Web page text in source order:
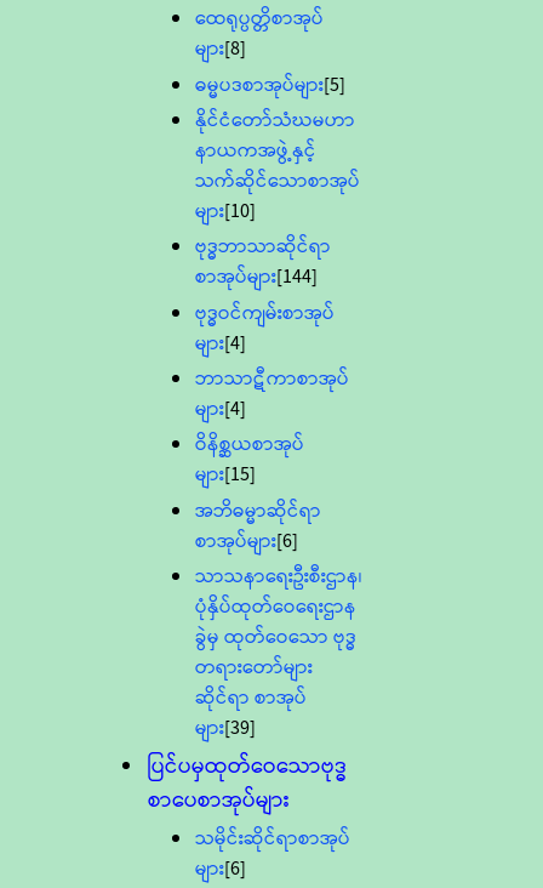
ထေရုပ္ပတ္တိစာအုပ်
များ[8]
ဓမ္မပဒစာအုပ်များ[5]
နိုင်ငံတော်သံဃမဟာ
နာယကအဖွဲ့နှင့်
သက်ဆိုင်သောစာအုပ်
များ[10]
ဗုဒ္ဓဘာသာဆိုင်ရာ
စာအုပ်များ[144]
ဗုဒ္ဓဝင်ကျမ်းစာအုပ်
များ[4]
ဘာသာဋီကာစာအုပ်
များ[4]
ဝိနိစ္ဆယစာအုပ်
များ[15]
အဘိဓမ္မာဆိုင်ရာ
စာအုပ်များ[6]
သာသနာရေးဦးစီးဌာန၊
ပုံနှိပ်ထုတ်ဝေရေးဌာန
ခွဲမှ ထုတ်ဝေသော ဗုဒ္ဓ
တရားတော်များ
ဆိုင်ရာ စာအုပ်
များ[39]
ပြင်ပမှထုတ်ဝေသောဗုဒ္ဓ
စာပေစာအုပ်များ
သမိုင်းဆိုင်ရာစာအုပ်
များ[6]